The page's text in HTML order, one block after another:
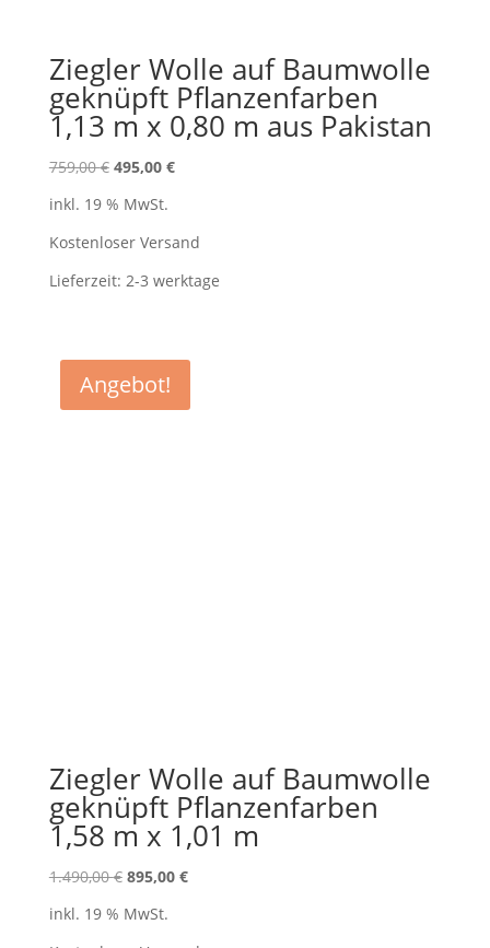
Ziegler Wolle auf Baumwolle
geknüpft Pflanzenfarben
1,13 m x 0,80 m aus Pakistan
759,00€ Ursprünglicher
war:
759,00 €
495,00 €Aktueller
495,00 €.
inkl. 19 % MwSt.
Kostenloser Versand
Lieferzeit: 2-3 werktage
Angebot!
Ziegler Wolle auf Baumwolle
geknüpft Pflanzenfarben
1,58 m x 1,01 m
1.490,00€ Ursprünglicher
war:
895,00 €Aktueller
inkl. 19 % MwSt.